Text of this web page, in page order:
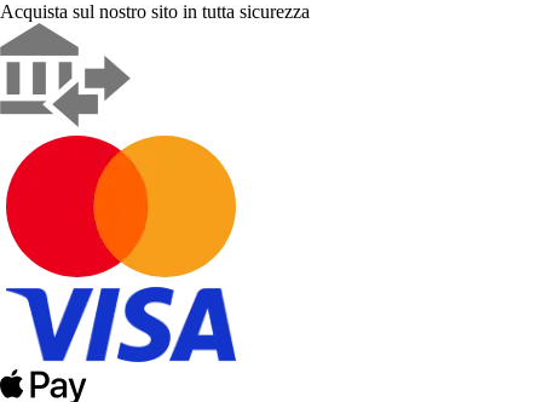
Acquista sul nostro sito in tutta sicurezza